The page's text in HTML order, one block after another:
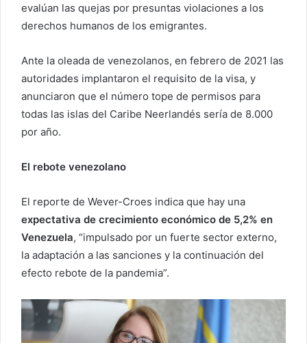
evalúan las quejas por presuntas violaciones a los
derechos humanos de los emigrantes.
Ante la oleada de venezolanos, en febrero de 2021 las
autoridades implantaron el requisito de la visa, y
anunciaron que el número tope de permisos para
todas las islas del Caribe Neerlandés sería de 8.000
por año.
El rebote venezolano
El reporte de Wever-Croes indica que hay una
expectativa de crecimiento económico de 5,2% en
Venezuela, “impulsado por un fuerte sector externo,
la adaptación a las sanciones y la continuación del
efecto rebote de la pandemia”.